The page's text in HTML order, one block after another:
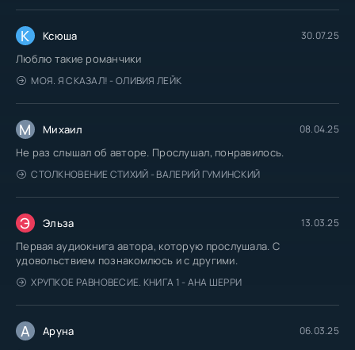
К Ксюша 30.07.25
Люблю такие романчики
МОЯ. Я СКАЗАЛ! - ОЛИВИЯ ЛЕЙК
М Михаил 08.04.25
Не раз слышал об авторе. Прослушал, понравилось.
СТОЛКНОВЕНИЕ СТИХИЙ - ВАЛЕРИЙ ГУМИНСКИЙ
Э Эльза 13.03.25
Первая аудиокнига автора, которую прослушала. С
удовольствием познакомлюсь и с другими.
ХРУПКОЕ РАВНОВЕСИЕ. КНИГА 1 - АНА ШЕРРИ
А Аруна 06.03.25